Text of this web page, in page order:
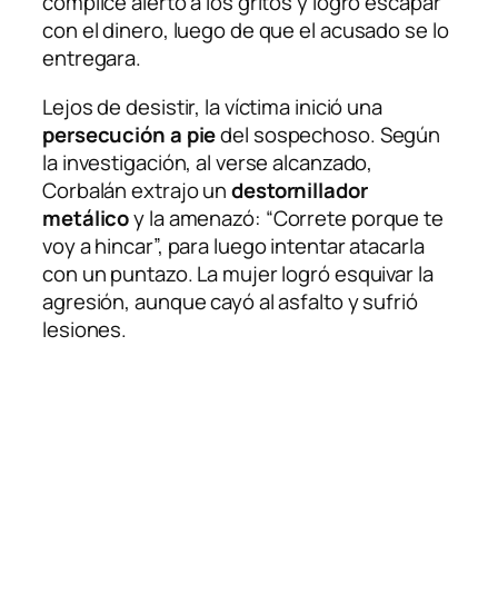
con el dinero, luego de que el acusado se lo
entregara.
Lejos de desistir, la víctima inició una
persecución a piedel sospechoso. Según
la investigación, al verse alcanzado,
Corbalán extrajo undestornillador
metálicoy la amenazó: “Correte porque te
voy a hincar”, para luego intentar atacarla
con un puntazo. La mujer logró esquivar la
agresión, aunque cayó al asfalto y sufrió
lesiones.